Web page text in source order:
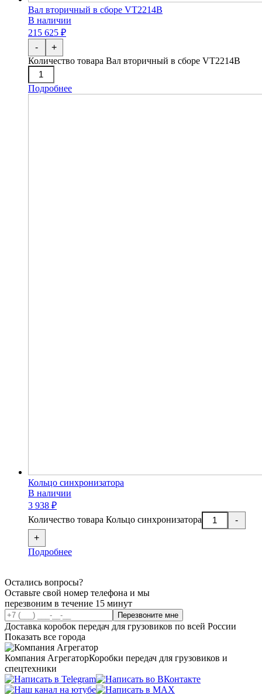
Вал вторичный в сборе VT2214B
В наличии
215 625 ₽
-
Количество товара Вал вторичный в сборе VT2214B
+
Подробнее
Кольцо синхронизатора
В наличии
3 938 ₽
-
Количество товара Кольцо синхронизатора
+
Подробнее
Остались вопросы?
Оставьте свой номер телефона и мы
перезвоним в течение 15 минут
Перезвоните мне
Доставка коробок передач для грузовиков по всей России
Показать все города
Компания АгрегаторКоробки передач для грузовиков и
спецтехники